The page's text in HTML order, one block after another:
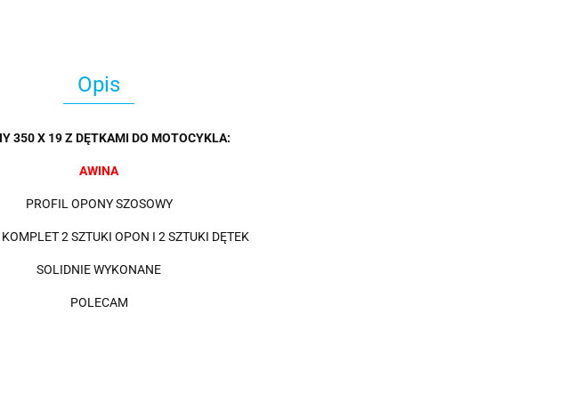
Opis
350 X 19 Z DĘTKAMI DO MOTOCYKLA:
AWINA
PROFIL OPONY SZOSOWY
2 SZTUKI OPON I 2 SZTUKI DĘTEK
SOLIDNIE WYKONANE
POLECAM